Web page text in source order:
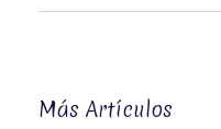
Más Artículos